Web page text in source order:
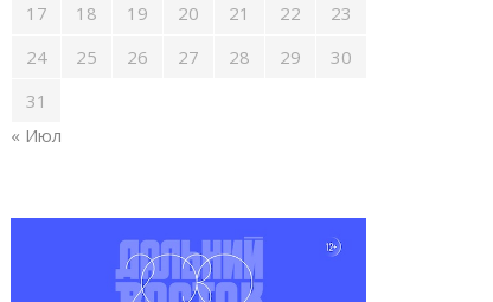
17
18 19 20 21 22
23
24
25 26 27 28 29
30
31
« Июл